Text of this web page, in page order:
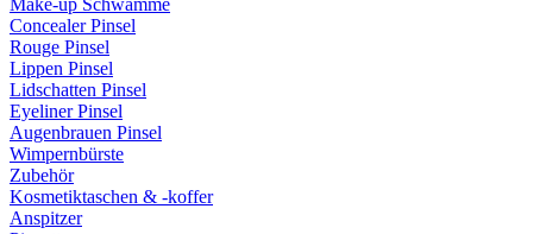
Make-up Schwämme
Concealer Pinsel
Rouge Pinsel
Lippen Pinsel
Lidschatten Pinsel
Eyeliner Pinsel
Augenbrauen Pinsel
Wimpernbürste
Zubehör
Kosmetiktaschen & -koffer
Anspitzer